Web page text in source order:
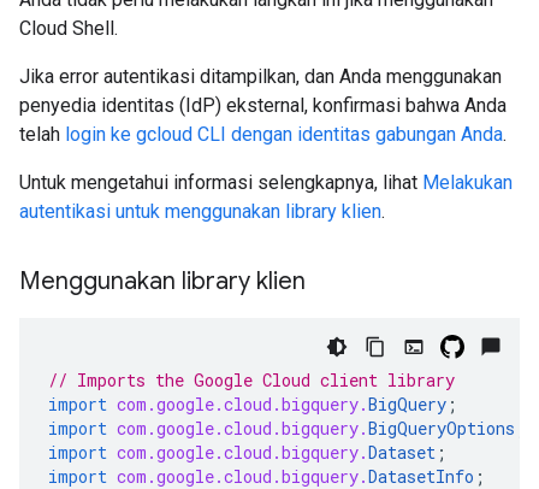
Cloud Shell.
Jika error autentikasi ditampilkan, dan Anda menggunakan
penyedia identitas (IdP) eksternal, konfirmasi bahwa Anda
telah login ke gcloud CLI dengan identitas gabungan Anda.
Untuk mengetahui informasi selengkapnya, lihat Melakukan
autentikasi untuk menggunakan library klien.
Menggunakan library klien
// Imports the Google Cloud client library
import com.google.cloud.bigquery.BigQuery ;
import com.google.cloud.bigquery.BigQueryOptions
import com.google.cloud.bigquery.Dataset ;
import com.google.cloud.bigquery.DatasetInfo ;